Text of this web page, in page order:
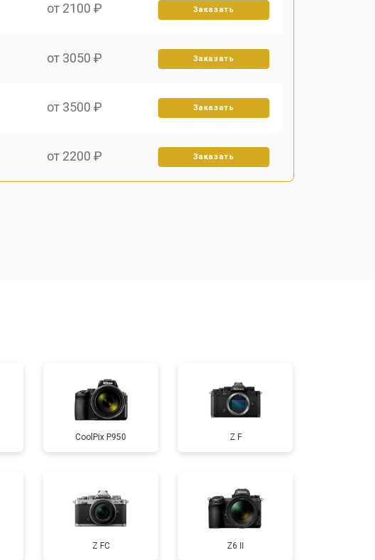
от 2100 ₽ Заказать
от 3050 ₽ Заказать
от 3500 ₽ Заказать
от 2200 ₽ Заказать
от 2300 ₽ Заказать
от 4300 ₽ Заказать
от 3100 ₽ Заказать
CoolPix P950 Z F
Z FC Z6 II